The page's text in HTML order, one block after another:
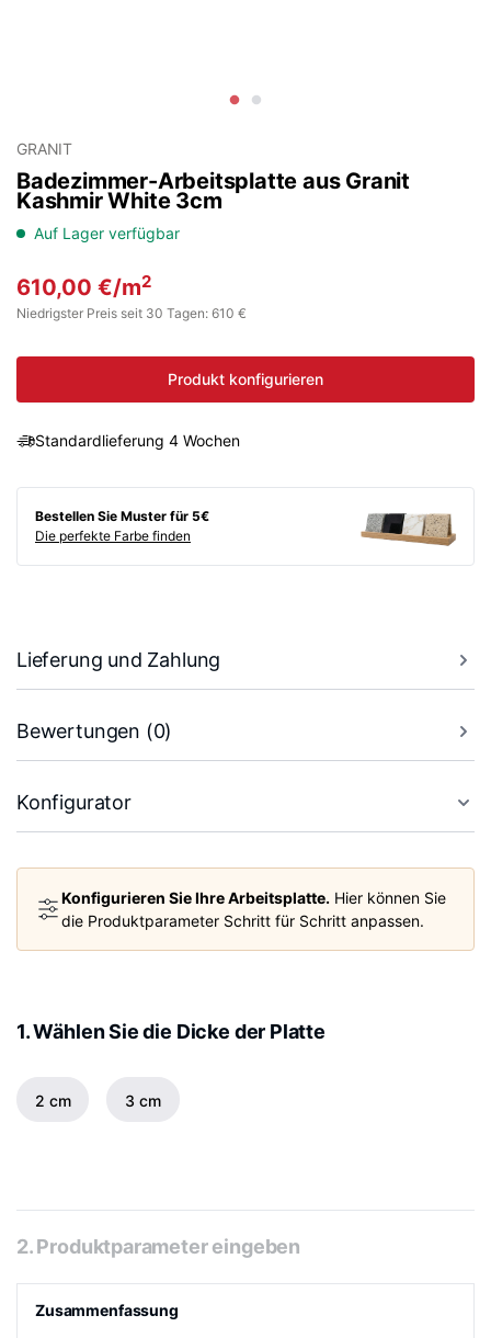
GRANIT
Badezimmer-Arbeitsplatte aus Granit
Kashmir White 3cm
Auf Lager verfügbar
610,00 €/m2
Niedrigster Preis seit 30 Tagen: 610 €
Produkt konfigurieren
Standardlieferung 4 Wochen
Bestellen Sie Muster für 5€
Die perfekte Farbe finden
Lieferung und Zahlung
Bewertungen (0)
Konfigurator
Konfigurieren Sie Ihre Arbeitsplatte. Hier können Sie
die Produktparameter Schritt für Schritt anpassen.
1. Wählen Sie die Dicke der Platte
2 cm 3 cm
2. Produktparameter eingeben
Zusammenfassung